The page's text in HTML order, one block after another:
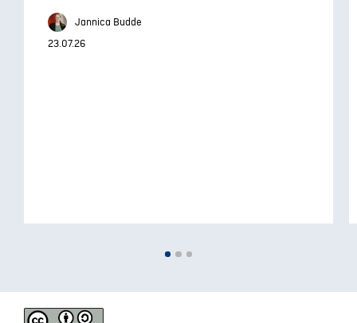
Jannica Budde
23.07.26